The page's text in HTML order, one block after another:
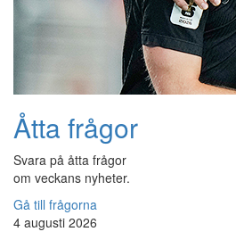
Åtta frågor
Svara på åtta frågor
om veckans nyheter.
Gå till frågorna
4 augusti 2026